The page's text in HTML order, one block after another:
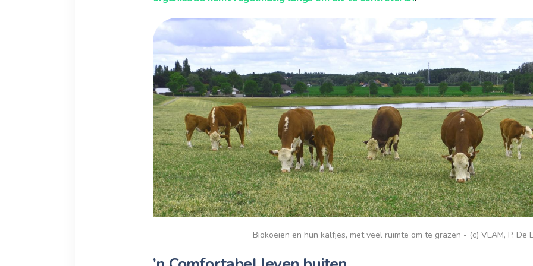
Biokoeien en hun kalfjes, met veel ruimte om te grazen - (c) VLAM, P. De